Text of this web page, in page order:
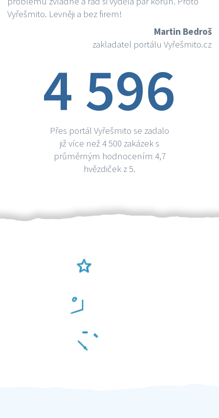
Vyřešmito. Levněji a bez firem!
Martin Bedroš
zakladatel portálu Vyřešmito.cz
4 596
Přes portál Vyřešmito se zadalo
již více než 4 500 zakázek s
průměrným hodnocením 4,7
hvězdiček z 5.